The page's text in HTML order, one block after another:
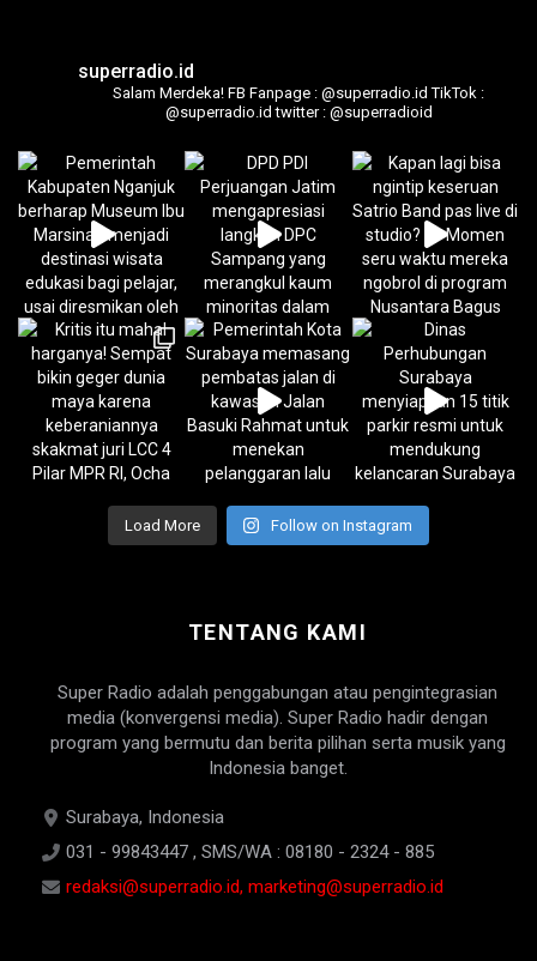
superradio.id
Salam Merdeka! FB Fanpage : @superradio.id TikTok :
@superradio.id twitter : @superradioid
Load More Follow on Instagram
TENTANG KAMI
Super Radio adalah penggabungan atau pengintegrasian
media (konvergensi media). Super Radio hadir dengan
program yang bermutu dan berita pilihan serta musik yang
Indonesia banget.
Surabaya, Indonesia
031 - 99843447 , SMS/WA : 08180 - 2324 - 885
redaksi@superradio.id, marketing@superradio.id